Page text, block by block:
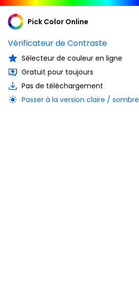
Pick Color Online
Vérificateur de Contraste
Sélecteur de couleur en ligne
Gratuit pour toujours
Pas de téléchargement
Passer à la version claire / sombre